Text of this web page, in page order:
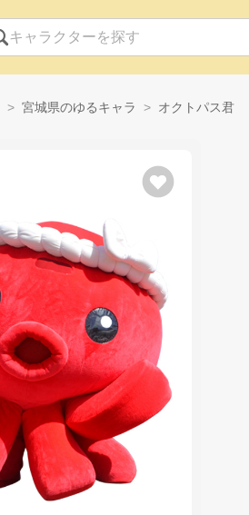
宮城県のゆるキャラ オクトパス君